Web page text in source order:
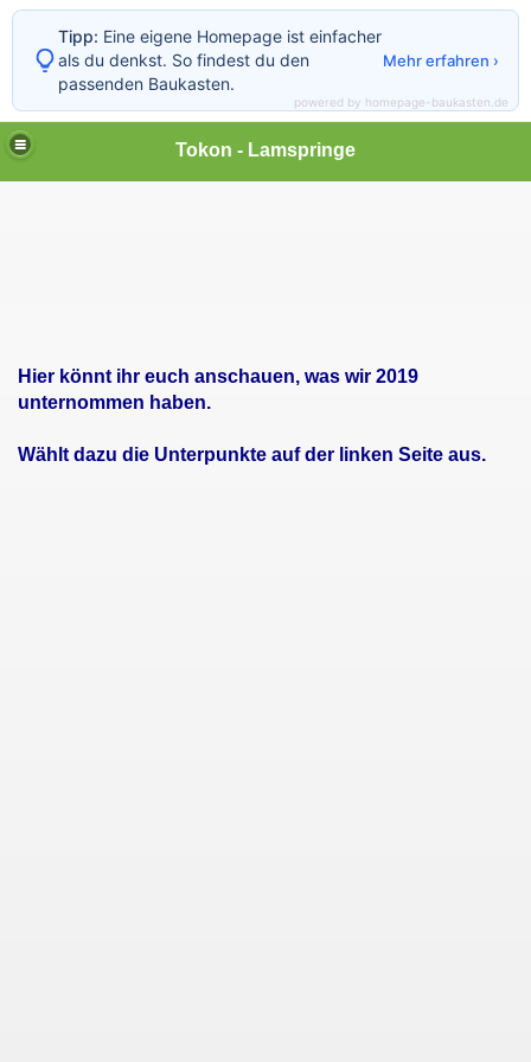
Tokon - Lamspringe
Hier könnt ihr euch anschauen, was wir 2019
unternommen haben.
Wählt dazu die Unterpunkte auf der linken Seite aus.
Tipp: Eine eigene Homepage ist einfacher
als du denkst. So findest du den
passenden Baukasten.
Mehr erfahren ›
powered by homepage-baukasten.de